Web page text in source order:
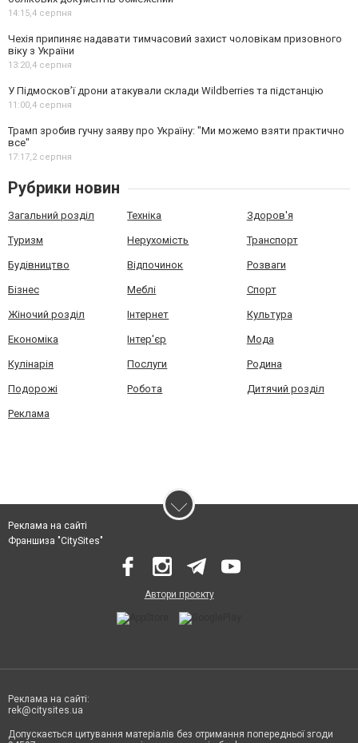
14:15,4 серпня
Чехія припиняє надавати тимчасовий захист чоловікам призовного
віку з України
13:20,4 серпня
У Підмосков’ї дрони атакували склади Wildberries та підстанцію
11:00,4 серпня
Трамп зробив гучну заяву про Україну: "Ми можемо взяти практично
все"
17:17,2 серпня
Рубрики новин
Загальний розділ Техніка Здоров'я
Туризм Нерухомість Транспорт
Будівництво Відпочинок Розваги
Бізнес Меблі Спорт
Жіночий розділ Інтернет Культура
Економіка Інтер'єр Мода
Кулінарія Послуги Родина
Подорожі Робота Дитячий розділ
Реклама
Реклама на сайті
Франшиза "CitySites"
Автори проєкту
Реклама на сайті:
rek@citysites.ua
Допускається цитування матеріалів без отримання попередньої згоди